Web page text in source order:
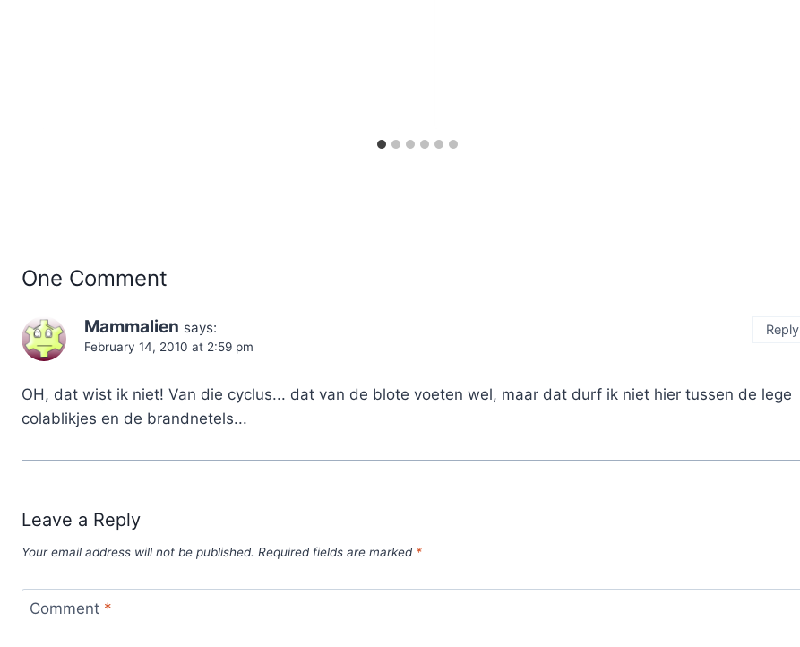
One Comment
Mammalien says:
February 14, 2010 at 2:59 pm
OH, dat wist ik niet! Van die cyclus... dat van de blote voeten wel, maar dat durf ik niet hier tussen de lege
colablikjes en de brandnetels...
Reply
Leave a Reply
Your email address will not be published. Required fields are marked *
Comment *